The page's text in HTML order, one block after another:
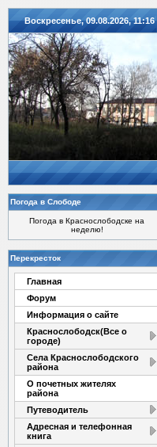
Воскресенье, 09.08.2026, 11:16
Погода в Слободе
Погода в Краснослободске на
неделю!
Перекресток
Главная
Форум
Информация о сайте
Краснослободск(Все о
городе)
Села Краснослободского
района
О почетных жителях
района
Путеводитель
Адресная и телефонная
книга